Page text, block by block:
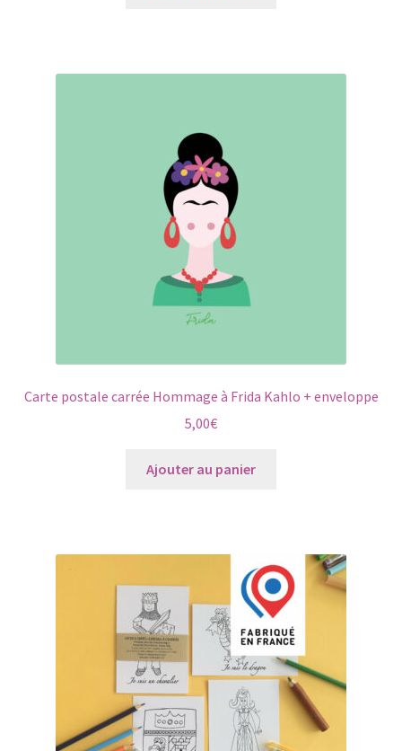
Carte postale carrée Hommage à Frida Kahlo + enveloppe
5,00€
Ajouter au panier